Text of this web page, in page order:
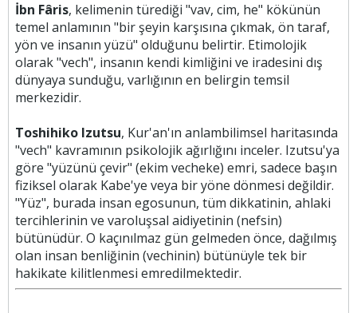
İbn Fâris, kelimenin türediği "vav, cim, he" kökünün
temel anlamının "bir şeyin karşısına çıkmak, ön taraf,
yön ve insanın yüzü" olduğunu belirtir. Etimolojik
olarak "vech", insanın kendi kimliğini ve iradesini dış
dünyaya sunduğu, varlığının en belirgin temsil
merkezidir.
Toshihiko Izutsu, Kur'an'ın anlambilimsel haritasında
"vech" kavramının psikolojik ağırlığını inceler. Izutsu'ya
göre "yüzünü çevir" (ekim vecheke) emri, sadece başın
fiziksel olarak Kabe'ye veya bir yöne dönmesi değildir.
"Yüz", burada insan egosunun, tüm dikkatinin, ahlaki
tercihlerinin ve varoluşsal aidiyetinin (nefsin)
bütünüdür. O kaçınılmaz gün gelmeden önce, dağılmış
olan insan benliğinin (vechinin) bütünüyle tek bir
hakikate kilitlenmesi emredilmektedir.